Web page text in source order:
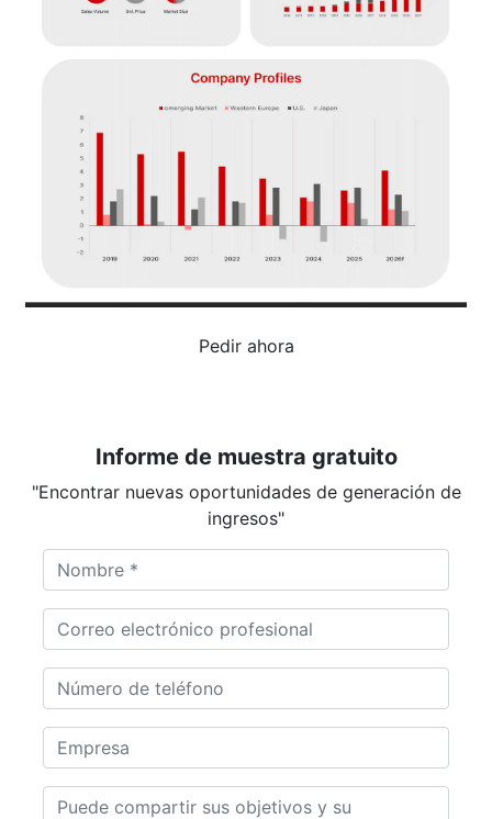
Pedir ahora
Informe de muestra gratuito
"Encontrar nuevas oportunidades de generación de
ingresos"